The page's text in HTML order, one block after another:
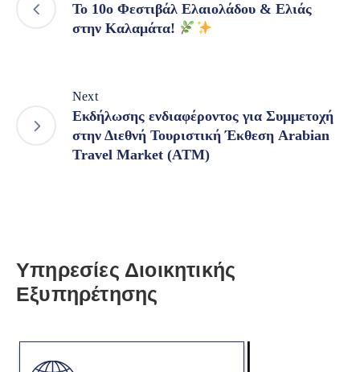
Το 10ο Φεστιβάλ Ελαιολάδου & Ελιάς
στην Καλαμάτα!
Next
Εκδήλωσης ενδιαφέροντος για Συμμετοχή
στην Διεθνή Τουριστική Έκθεση Arabian
Travel Market (ATM)
Υπηρεσίες Διοικητικής
Εξυπηρέτησης